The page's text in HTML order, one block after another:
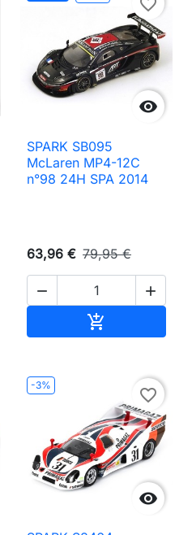

SPARK SB095
McLaren MP4-12C
n°98 24H SPA 2014
63,96 € 79,95 €
 

-3%

favorite_border